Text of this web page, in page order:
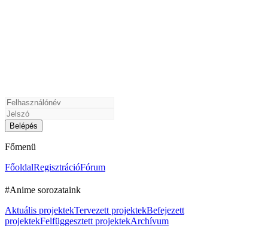
Főmenü
FőoldalRegisztrációFórum
#Anime sorozataink
Aktuális projektekTervezett projektekBefejezett
projektekFelfüggesztett projektekArchívum